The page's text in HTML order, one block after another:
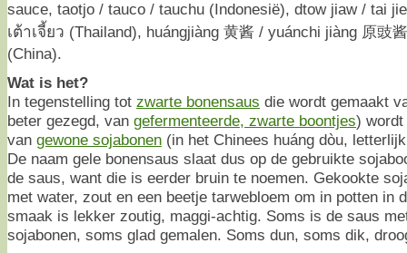
sauce, taotjo / tauco / tauchu (Indonesië), dtow jiaw / tai
เต้าเจี้ยว (Thailand), huángjiàng 黄酱 / yuánchi jiàng 原豉
(China).
Wat is het?
In tegenstelling tot zwarte bonensaus die wordt gemaakt
beter gezegd, van gefermenteerde, zwarte boontjes) wordt
van gewone sojabonen (in het Chinees huáng dòu,
De naam gele bonensaus slaat dus op de gebruikte
de saus, want die is eerder bruin te noemen. Gekookte
met water, zout en een beetje tarwebloem om in potten in
smaak is lekker zoutig, maggi-achtig. Soms is de saus
sojabonen, soms glad gemalen. Soms dun, soms dik,